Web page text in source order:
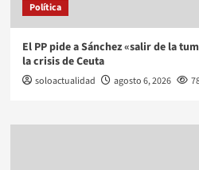
Política
El PP pide a Sánchez «salir de la
la crisis de Ceuta
soloactualidad agosto 6, 2026